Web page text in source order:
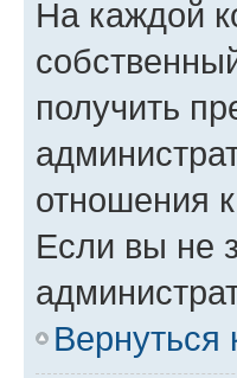
На каждой
получить
отношения
Если вы не
Вернуться